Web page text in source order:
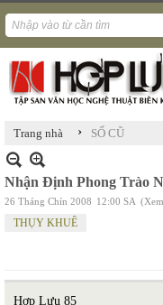
Trang nhà › SỐ CŨ
Nhận Định Phong Trào
26 Tháng Chín 2008 12:00 SA
THỤY KHUÊ
Hợp Lưu 85